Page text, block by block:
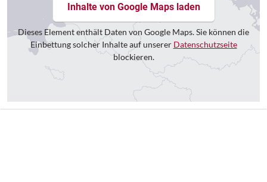
Inhalte von Google Maps laden
Dieses Element enthält Daten von Google Maps. Sie können die
Einbettung solcher Inhalte auf unserer Datenschutzseite
blockieren.